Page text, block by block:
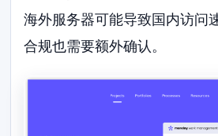
海外服务器可能导致国内访问
合规也需要额外确认。